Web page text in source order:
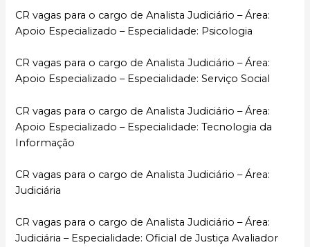
CR vagas para o cargo de Analista Judiciário – Área:
Apoio Especializado – Especialidade: Psicologia
CR vagas para o cargo de Analista Judiciário – Área:
Apoio Especializado – Especialidade: Serviço Social
CR vagas para o cargo de Analista Judiciário – Área:
Apoio Especializado – Especialidade: Tecnologia da
Informação
CR vagas para o cargo de Analista Judiciário – Área:
Judiciária
CR vagas para o cargo de Analista Judiciário – Área:
Judiciária – Especialidade: Oficial de Justiça Avaliador